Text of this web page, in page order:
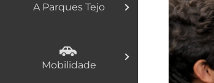
A Parques Tejo
Mobilidade